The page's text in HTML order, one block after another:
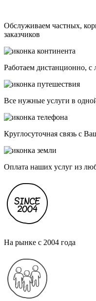
Обслуживаем частных,
заказчиков
Работаем дистанционно,
Все нужные услуги в
Круглосуточная связь с
Оплата наших услуг из
На рынке с 2004 года